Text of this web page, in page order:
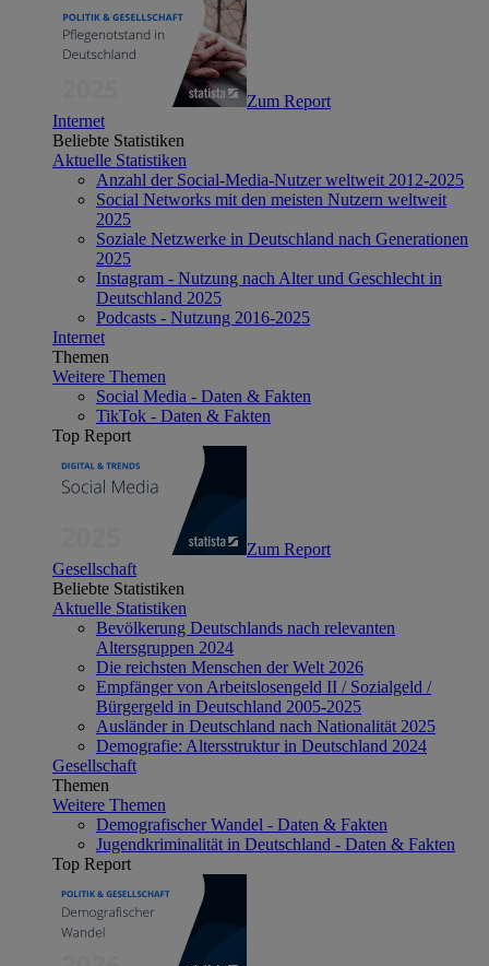
Zum Report
Internet
Beliebte Statistiken
Aktuelle Statistiken
Anzahl der Social-Media-Nutzer weltweit 2012-2025
Social Networks mit den meisten Nutzern weltweit
2025
Soziale Netzwerke in Deutschland nach Generationen
2025
Instagram - Nutzung nach Alter und Geschlecht in
Deutschland 2025
Podcasts - Nutzung 2016-2025
Internet
Themen
Weitere Themen
Social Media - Daten & Fakten
TikTok - Daten & Fakten
Top Report
Zum Report
Gesellschaft
Beliebte Statistiken
Aktuelle Statistiken
Bevölkerung Deutschlands nach relevanten
Altersgruppen 2024
Die reichsten Menschen der Welt 2026
Empfänger von Arbeitslosengeld II / Sozialgeld /
Bürgergeld in Deutschland 2005-2025
Ausländer in Deutschland nach Nationalität 2025
Demografie: Altersstruktur in Deutschland 2024
Gesellschaft
Themen
Weitere Themen
Demografischer Wandel - Daten & Fakten
Jugendkriminalität in Deutschland - Daten & Fakten
Top Report